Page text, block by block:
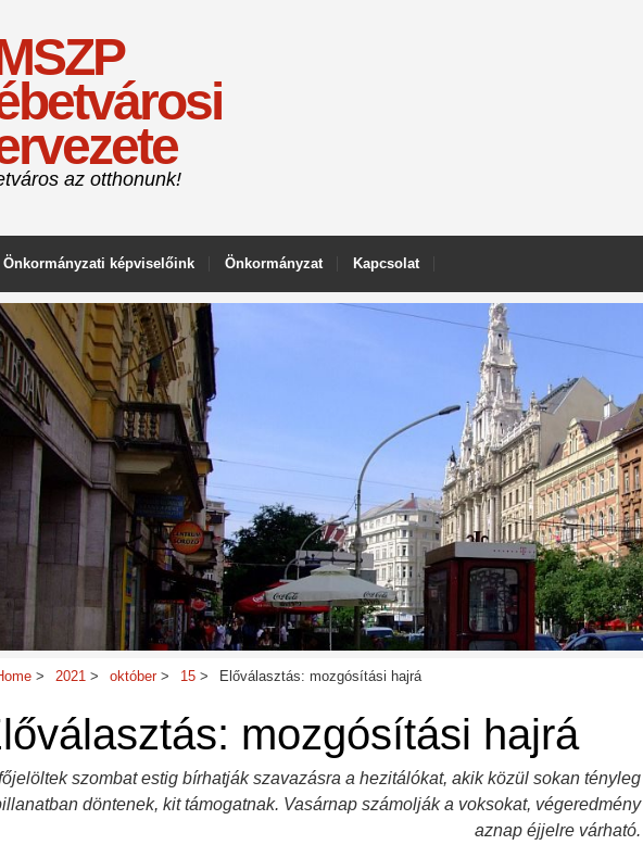
az otthonunk!
Önkormányzati képviselőink Önkormányzat Kapcsolat
2021 október 15 Előválasztás: mozgósítási hajrá
mozgósítási hajrá
szombat estig bírhatják szavazásra a hezitálókat, akik közül sokan tényleg
döntenek, kit támogatnak. Vasárnap számolják a voksokat, végeredmény
aznap éjjelre várható.